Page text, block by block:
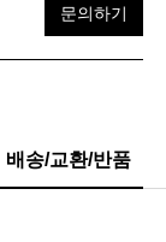
문의하기
배송/교환/반품